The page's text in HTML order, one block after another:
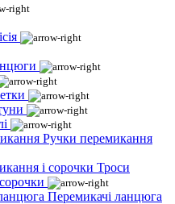
Ручки перемикання
Троси
Перемикачі ланцюга